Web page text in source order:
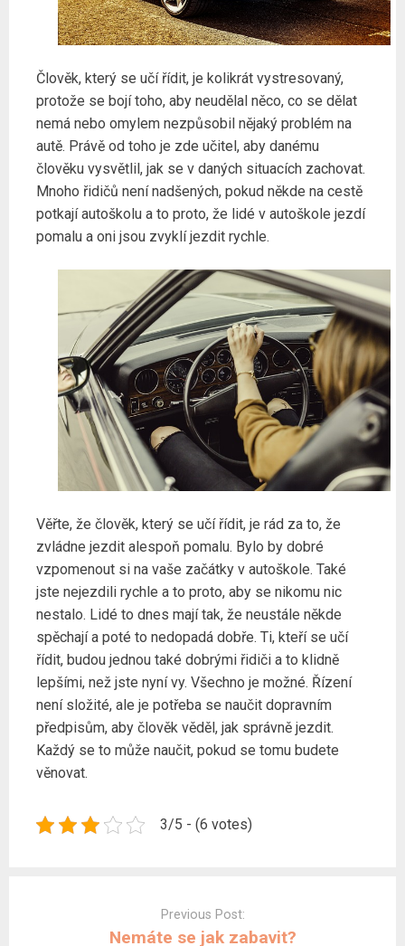
Člověk, který se učí řídit, je kolikrát vystresovaný,
protože se bojí toho, aby neudělal něco, co se dělat
nemá nebo omylem nezpůsobil nějaký problém na
autě. Právě od toho je zde učitel, aby danému
člověku vysvětlil, jak se v daných situacích zachovat.
Mnoho řidičů není nadšených, pokud někde na cestě
potkají autoškolu a to proto, že lidé v autoškole jezdí
pomalu a oni jsou zvyklí jezdit rychle.
Věřte, že člověk, který se učí řídit, je rád za to, že
zvládne jezdit alespoň pomalu. Bylo by dobré
vzpomenout si na vaše začátky v autoškole. Také
jste nejezdili rychle a to proto, aby se nikomu nic
nestalo. Lidé to dnes mají tak, že neustále někde
spěchají a poté to nedopadá dobře. Ti, kteří se učí
řídit, budou jednou také dobrými řidiči a to klidně
lepšími, než jste nyní vy. Všechno je možné. Řízení
není složité, ale je potřeba se naučit dopravním
předpisům, aby člověk věděl, jak správně jezdit.
Každý se to může naučit, pokud se tomu budete
věnovat.
3/5 - (6 votes)
Previous Post:
Nemáte se jak zabavit?